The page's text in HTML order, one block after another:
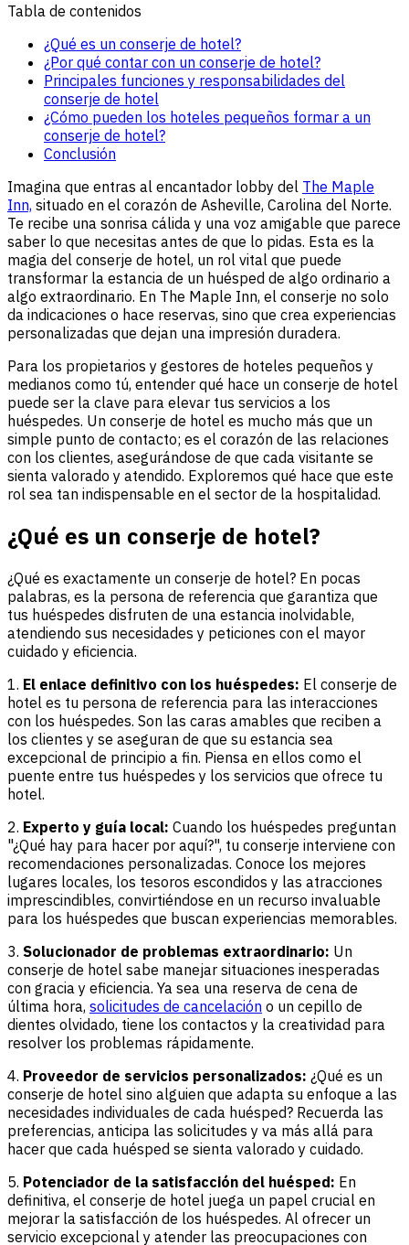
Tabla de contenidos
¿Qué es un conserje de hotel?
¿Por qué contar con un conserje de hotel?
Principales funciones y responsabilidades del
conserje de hotel
¿Cómo pueden los hoteles pequeños formar a un
conserje de hotel?
Conclusión
Imagina que entras al encantador lobby del The Maple
Inn, situado en el corazón de Asheville, Carolina del Norte.
Te recibe una sonrisa cálida y una voz amigable que parece
saber lo que necesitas antes de que lo pidas. Esta es la
magia del conserje de hotel, un rol vital que puede
transformar la estancia de un huésped de algo ordinario a
algo extraordinario. En The Maple Inn, el conserje no solo
da indicaciones o hace reservas, sino que crea experiencias
personalizadas que dejan una impresión duradera.
Para los propietarios y gestores de hoteles pequeños y
medianos como tú, entender qué hace un conserje de hotel
puede ser la clave para elevar tus servicios a los
huéspedes. Un conserje de hotel es mucho más que un
simple punto de contacto; es el corazón de las relaciones
con los clientes, asegurándose de que cada visitante se
sienta valorado y atendido. Exploremos qué hace que este
rol sea tan indispensable en el sector de la hospitalidad.
¿Qué es un conserje de hotel?
¿Qué es exactamente un conserje de hotel? En pocas
palabras, es la persona de referencia que garantiza que
tus huéspedes disfruten de una estancia inolvidable,
atendiendo sus necesidades y peticiones con el mayor
cuidado y eficiencia.
1. El enlace definitivo con los huéspedes: El conserje de
hotel es tu persona de referencia para las interacciones
con los huéspedes. Son las caras amables que reciben a
los clientes y se aseguran de que su estancia sea
excepcional de principio a fin. Piensa en ellos como el
puente entre tus huéspedes y los servicios que ofrece tu
hotel.
2. Experto y guía local: Cuando los huéspedes preguntan
"¿Qué hay para hacer por aquí?", tu conserje interviene con
recomendaciones personalizadas. Conoce los mejores
lugares locales, los tesoros escondidos y las atracciones
imprescindibles, convirtiéndose en un recurso invaluable
para los huéspedes que buscan experiencias memorables.
3. Solucionador de problemas extraordinario: Un
conserje de hotel sabe manejar situaciones inesperadas
con gracia y eficiencia. Ya sea una reserva de cena de
última hora, solicitudes de cancelación o un cepillo de
dientes olvidado, tiene los contactos y la creatividad para
resolver los problemas rápidamente.
4. Proveedor de servicios personalizados: ¿Qué es un
conserje de hotel sino alguien que adapta su enfoque a las
necesidades individuales de cada huésped? Recuerda las
preferencias, anticipa las solicitudes y va más allá para
hacer que cada huésped se sienta valorado y cuidado.
5. Potenciador de la satisfacción del huésped: En
definitiva, el conserje de hotel juega un papel crucial en
mejorar la satisfacción de los huéspedes. Al ofrecer un
servicio excepcional y atender las preocupaciones con